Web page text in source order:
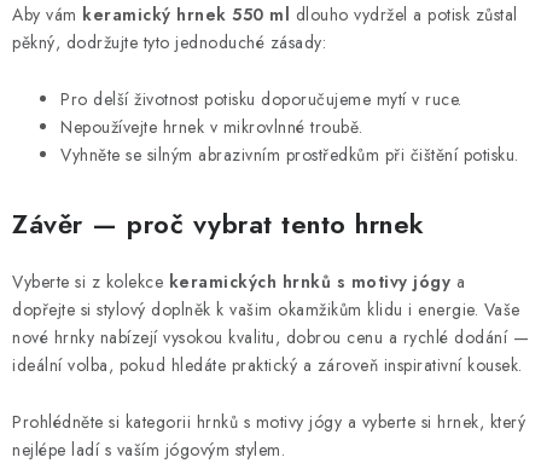
Aby vám keramický hrnek 550 ml dlouho vydržel a potisk zůstal
pěkný, dodržujte tyto jednoduché zásady:
Pro delší životnost potisku doporučujeme mytí v ruce.
Nepoužívejte hrnek v mikrovlnné troubě.
Vyhněte se silným abrazivním prostředkům při čištění potisku.
Závěr — proč vybrat tento hrnek
Vyberte si z kolekce keramických hrnků s motivy jógy a
dopřejte si stylový doplněk k vašim okamžikům klidu i energie. Vaše
nové hrnky nabízejí vysokou kvalitu, dobrou cenu a rychlé dodání —
ideální volba, pokud hledáte praktický a zároveň inspirativní kousek.
Prohlédněte si kategorii hrnků s motivy jógy a vyberte si hrnek, který
nejlépe ladí s vaším jógovým stylem.